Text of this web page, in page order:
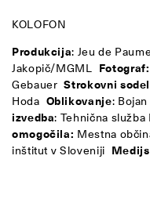
KOLOFON
Produkcija: Jeu de
Jakopič/MGML Fotograf:
Gebauer Strokovni
Hoda Oblikovanje:
izvedba: Tehnična služba
omogočila: Mestna
inštitut v Sloveniji